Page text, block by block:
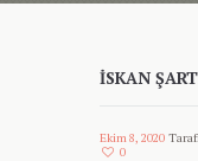
İSKAN
Ekim 8, 2020
0